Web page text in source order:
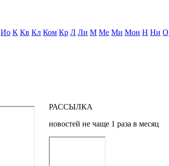
Ио К Кв Кл Ком Кр Л Ли М Ме Ми Мон Н Ни О
РАССЫЛКА
новостей не чаще 1 раза в месяц